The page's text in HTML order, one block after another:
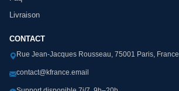
Livraison
CONTACT
Rue Jean-Jacques Rousseau, 75001 Paris, France
contact@kfrance.email